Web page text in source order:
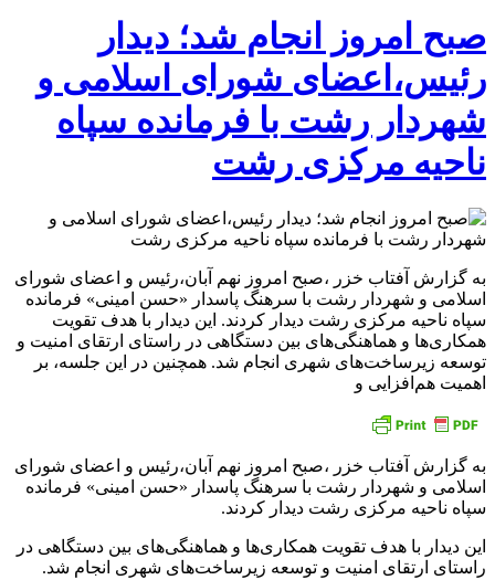
صبح امروز انجام شد؛ دیدار
رئیس،اعضای شورای اسلامی و
شهردار رشت با فرمانده سپاه
ناحیه مرکزی رشت
به گزارش آفتاب خزر ،صبح امروز نهم آبان،رئیس و اعضای شورای
اسلامی و شهردار رشت با سرهنگ پاسدار «حسن امینی» فرمانده
سپاه ناحیه مرکزی رشت دیدار کردند. این دیدار با هدف تقویت
همکاری‌ها و هماهنگی‌های بین دستگاهی در راستای ارتقای امنیت و
توسعه زیرساخت‌های شهری انجام شد. همچنین در این جلسه، بر
اهمیت هم‌افزایی و
به گزارش آفتاب خزر ،صبح امروز نهم آبان،رئیس و اعضای شورای
اسلامی و شهردار رشت با سرهنگ پاسدار «حسن امینی» فرمانده
سپاه ناحیه مرکزی رشت دیدار کردند.
این دیدار با هدف تقویت همکاری‌ها و هماهنگی‌های بین دستگاهی در
راستای ارتقای امنیت و توسعه زیرساخت‌های شهری انجام شد.